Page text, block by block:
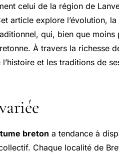
celui de la région de
article explore l’évolution,
qui, bien que moins
À travers la richesse
et les traditions de
breton a tendance à
Chaque localité de